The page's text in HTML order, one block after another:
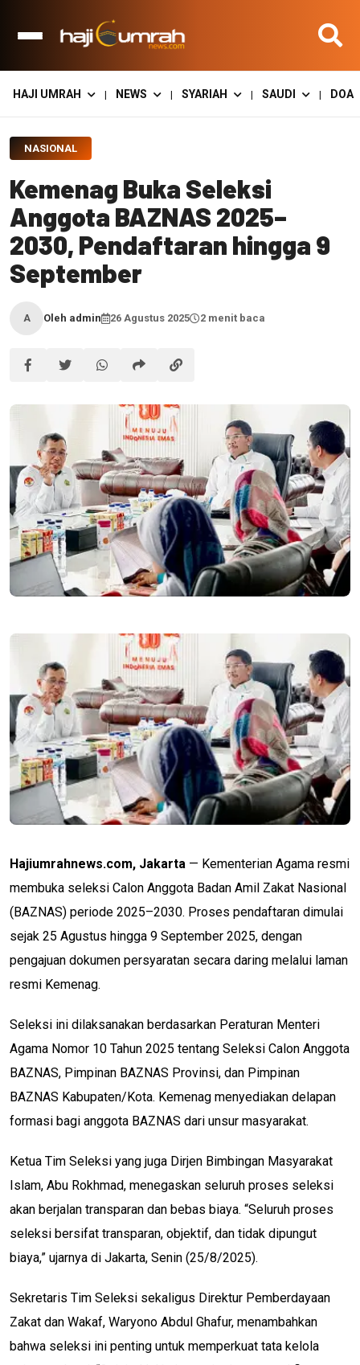
HAJI UMRAH | NEWS | SYARIAH | SAUDI | DOA
NASIONAL
Kemenag Buka Seleksi
Anggota BAZNAS 2025–
2030, Pendaftaran hingga 9
September
A Oleh admin 26 Agustus 2025 2 menit baca
Hajiumrahnews.com, Jakarta — Kementerian Agama resmi
membuka seleksi Calon Anggota Badan Amil Zakat Nasional
(BAZNAS) periode 2025–2030. Proses pendaftaran dimulai
sejak 25 Agustus hingga 9 September 2025, dengan
pengajuan dokumen persyaratan secara daring melalui laman
resmi Kemenag.
Seleksi ini dilaksanakan berdasarkan Peraturan Menteri
Agama Nomor 10 Tahun 2025 tentang Seleksi Calon Anggota
BAZNAS, Pimpinan BAZNAS Provinsi, dan Pimpinan
BAZNAS Kabupaten/Kota. Kemenag menyediakan delapan
formasi bagi anggota BAZNAS dari unsur masyarakat.
Ketua Tim Seleksi yang juga Dirjen Bimbingan Masyarakat
Islam, Abu Rokhmad, menegaskan seluruh proses seleksi
akan berjalan transparan dan bebas biaya. “Seluruh proses
seleksi bersifat transparan, objektif, dan tidak dipungut
biaya,” ujarnya di Jakarta, Senin (25/8/2025).
Sekretaris Tim Seleksi sekaligus Direktur Pemberdayaan
Zakat dan Wakaf, Waryono Abdul Ghafur, menambahkan
bahwa seleksi ini penting untuk memperkuat tata kelola